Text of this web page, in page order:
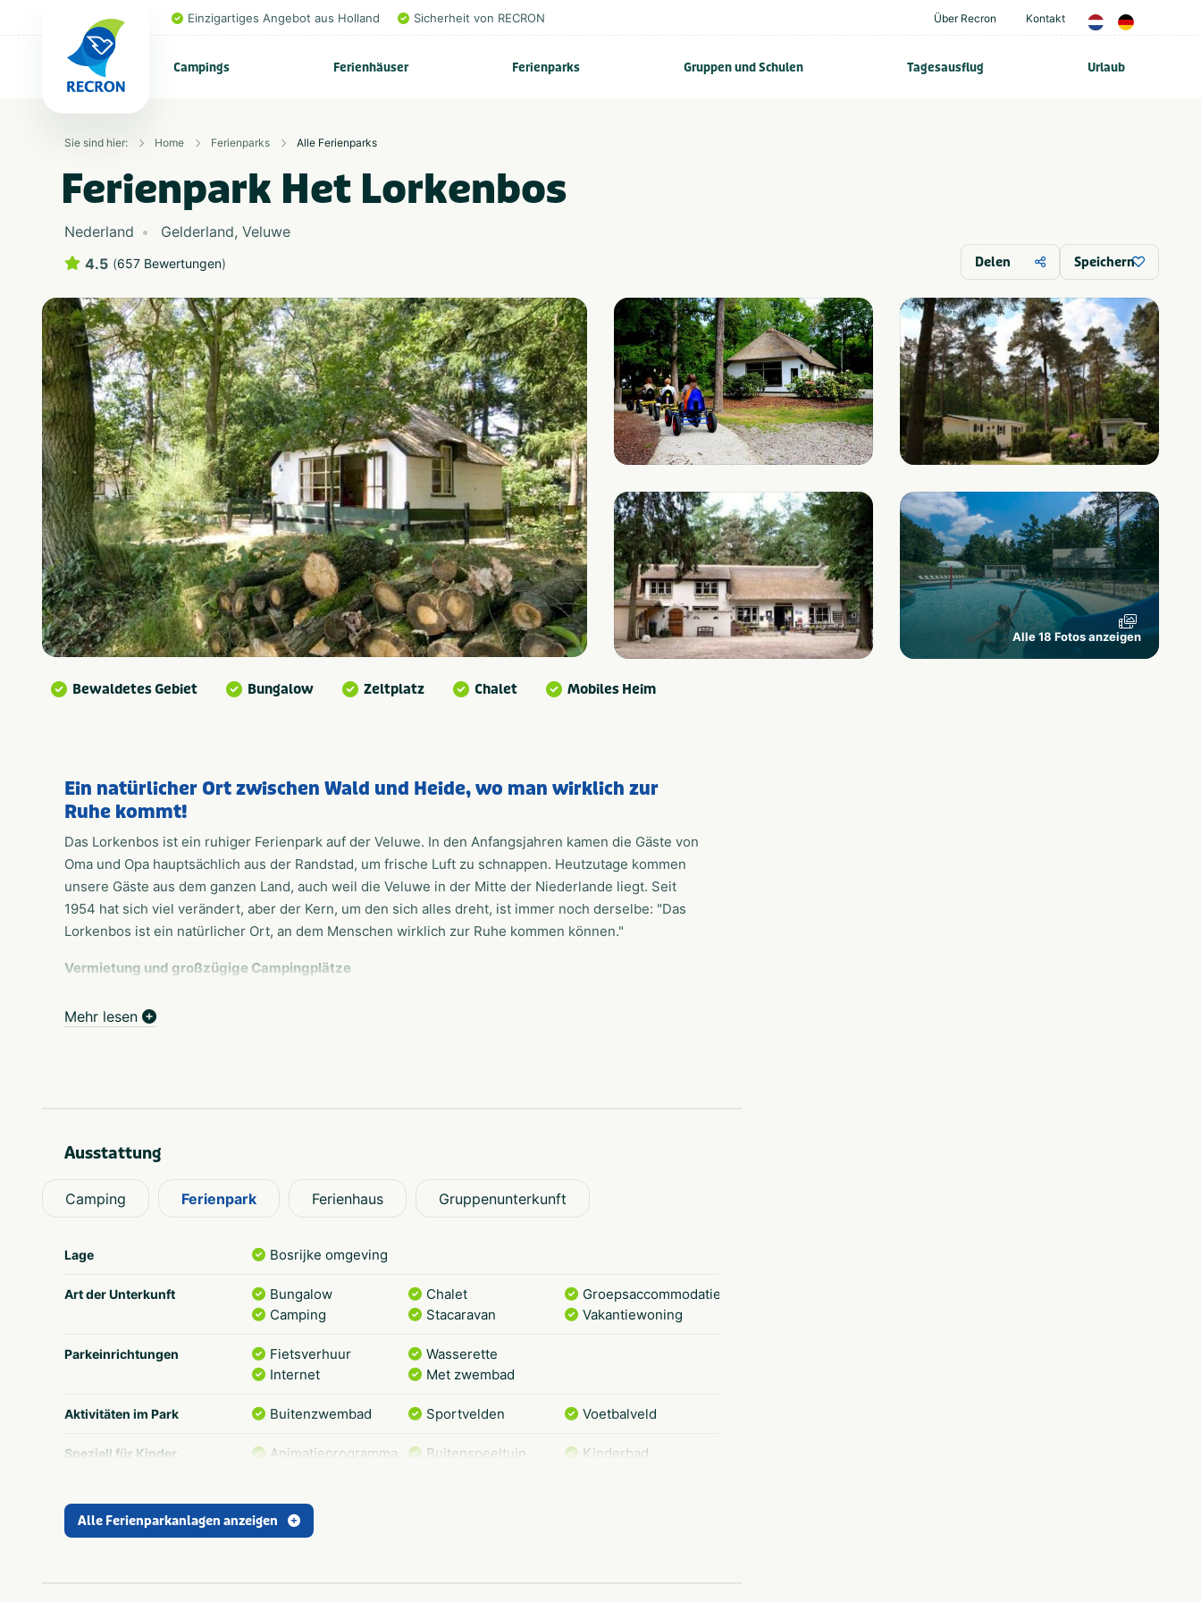
Einzigartiges Angebot aus Holland Sicherheit von RECRON Über Recron Kontakt
Campings Ferienhäuser Ferienparks Gruppen und Schulen Tagesausflug Urlaub
Sie sind hier: Home Ferienparks Alle Ferienparks
Ferienpark Het Lorkenbos
Nederland Gelderland, Veluwe
4.5 (657 Bewertungen) Delen Speichern
Alle 18 Fotos anzeigen
Bewaldetes Gebiet Bungalow Zeltplatz Chalet Mobiles Heim
Ein natürlicher Ort zwischen Wald und Heide, wo man wirklich zur
Ruhe kommt!
Das Lorkenbos ist ein ruhiger Ferienpark auf der Veluwe. In den Anfangsjahren kamen die Gäste von
Oma und Opa hauptsächlich aus der Randstad, um frische Luft zu schnappen. Heutzutage kommen
unsere Gäste aus dem ganzen Land, auch weil die Veluwe in der Mitte der Niederlande liegt. Seit
1954 hat sich viel verändert, aber der Kern, um den sich alles dreht, ist immer noch derselbe: "Das
Lorkenbos ist ein natürlicher Ort, an dem Menschen wirklich zur Ruhe kommen können."
Vermietung und großzügige Campingplätze
Wir versprechen keinen Ärger, keine großen Feste oder viele organisierte Aktivitäten. Hier können
vorhanden. Das Lorkenbos verfügt außerdem über ein Freizeitgebäude und ein Restaurant.
Freizeitteam
Das begeisterte Freizeitteam des Lorkenbos organisiert viele unterhaltsame Aktivitäten, um es Jung
Sommerferien
Mehr lesen
Ausstattung
Camping Ferienpark Ferienhaus Gruppenunterkunft
Lage Bosrijke omgeving
Art der Unterkunft
Bungalow
Camping
Chalet
Stacaravan
Groepsaccommodatie
Vakantiewoning
Parkeinrichtungen
Fietsverhuur
Internet
Wasserette
Met zwembad
Aktivitäten im Park Buitenzwembad Sportvelden Voetbalveld
Speziell für Kinder Animatieprogramma Buitenspeeltuin Kinderbad
Provinz und Region Gelderland
Alle Ferienparkanlagen anzeigen